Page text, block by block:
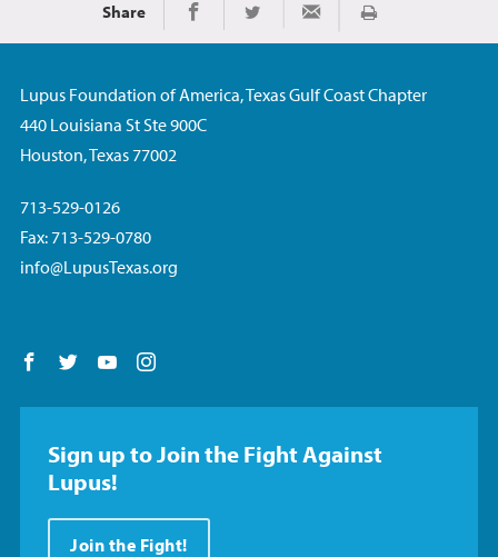
Share Share on Facebook
Share on TwitterShare via EmailImprimir
Lupus Foundation of America, Texas Gulf Coast Chapter
440 Louisiana St Ste 900C
Houston, Texas 77002
713-529-0126
Fax: 713-529-0780
info@LupusTexas.org
Follow us on Facebook
Follow us on Twitter
Follow us on YouTube
Sign up to Join the Fight Against
Lupus!
Join the Fight!